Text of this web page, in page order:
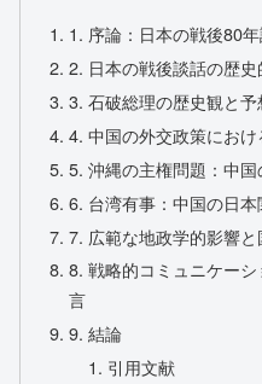
1. 序論：日本の戦後80
2. 日本の戦後談話の歴
3. 石破総理の歴史観と
4. 中国の外交政策にお
5. 沖縄の主権問題：中
6. 台湾有事：中国の日
7. 広範な地政学的影響
8. 戦略的コミュニケー
言
9. 結論
引用文献